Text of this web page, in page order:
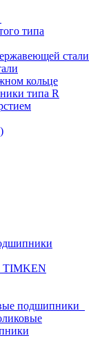
типа
стали
кольце
типа R
TIMKEN
подшипники